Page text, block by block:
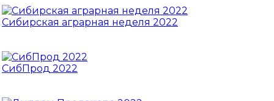
Сибирская аграрная неделя 2022
СибПрод 2022